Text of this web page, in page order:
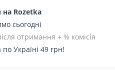
Rozetka
сьогодні
отримання + % комісія
по Україні 49 грн!